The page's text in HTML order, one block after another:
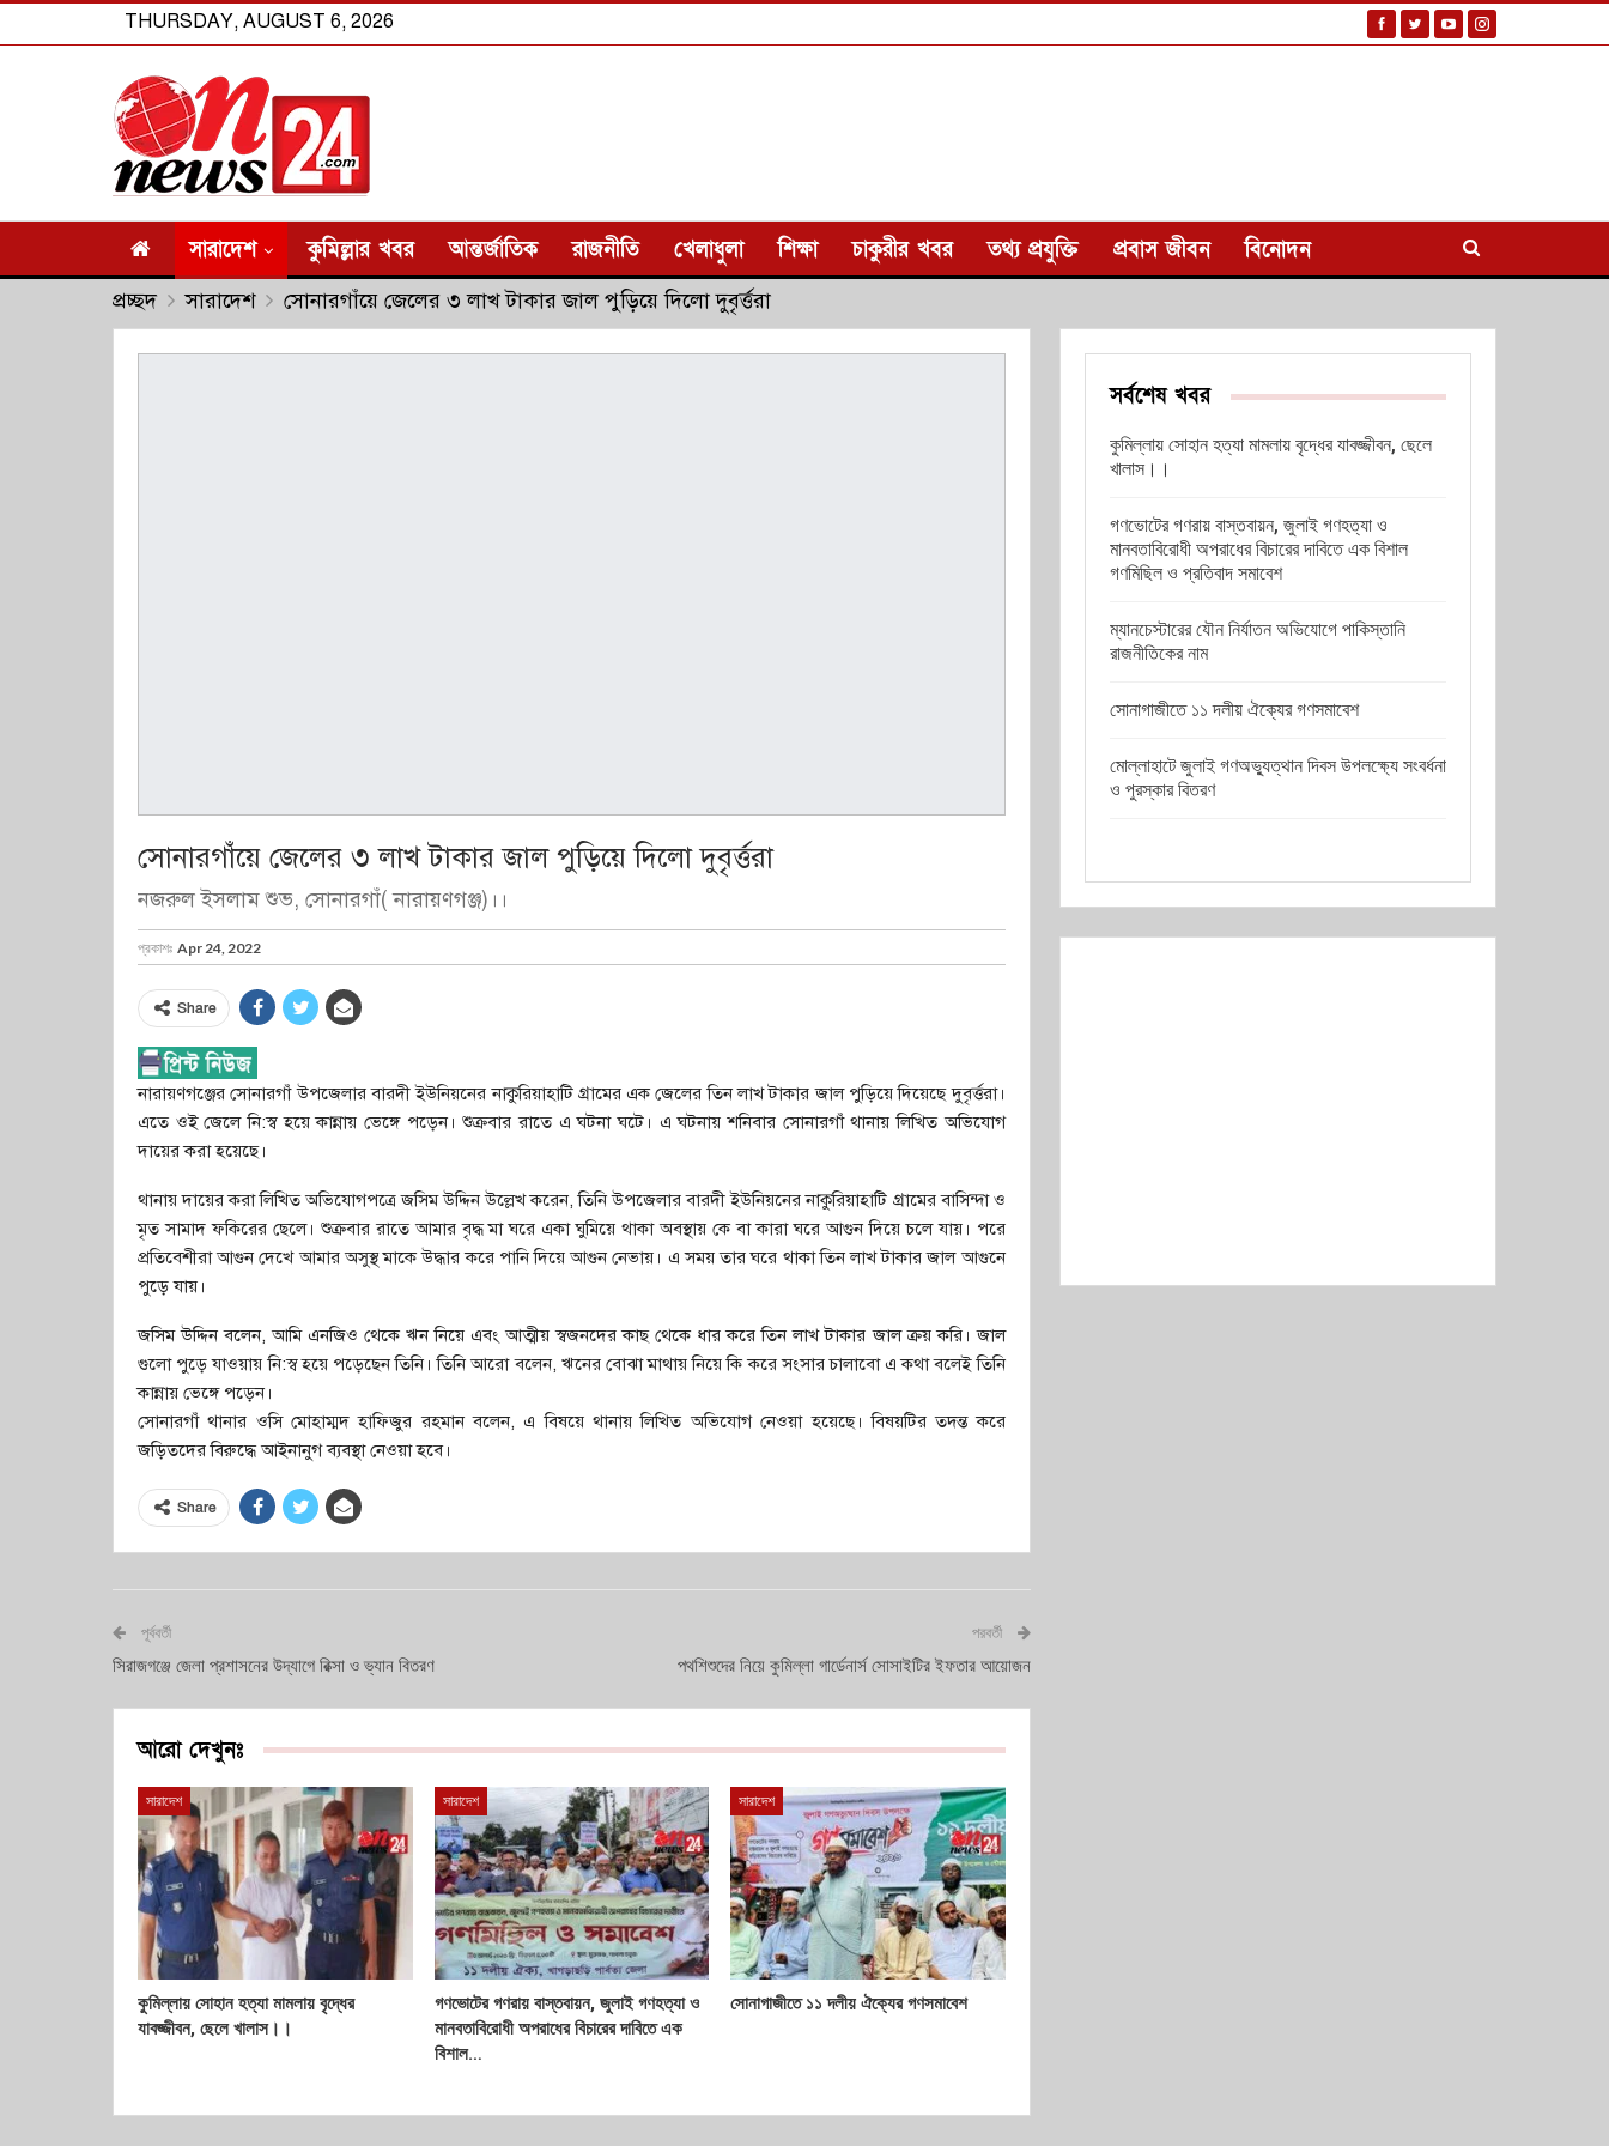
THURSDAY, AUGUST 6, 2026
সারাদেশ কুমিল্লার খবর আন্তর্জাতিক রাজনীতি খেলাধুলা শিক্ষা চাকুরীর খবর তথ্য প্রযুক্তি প্রবাস জীবন বিনোদন
প্রচ্ছদ সারাদেশ সোনারগাঁয়ে জেলের ৩ লাখ টাকার জাল পুড়িয়ে দিলো দুবৃর্ত্তরা
সোনারগাঁয়ে জেলের ৩ লাখ টাকার জাল পুড়িয়ে দিলো দুবৃর্ত্তরা
নজরুল ইসলাম শুভ, সোনারগাঁ( নারায়ণগঞ্জ)।।
প্রকাশঃ Apr 24, 2022
Share
নারায়ণগঞ্জের সোনারগাঁ উপজেলার বারদী ইউনিয়নের নাকুরিয়াহাটি গ্রামের এক জেলের তিন লাখ টাকার জাল পুড়িয়ে দিয়েছে দুবৃর্ত্তরা।
এতে ওই জেলে নি:স্ব হয়ে কান্নায় ভেঙ্গে পড়েন। শুক্রবার রাতে এ ঘটনা ঘটে। এ ঘটনায় শনিবার সোনারগাঁ থানায় লিখিত অভিযোগ
দায়ের করা হয়েছে।
থানায় দায়ের করা লিখিত অভিযোগপত্রে জসিম উদ্দিন উল্লেখ করেন, তিনি উপজেলার বারদী ইউনিয়নের নাকুরিয়াহাটি গ্রামের বাসিন্দা ও
মৃত সামাদ ফকিরের ছেলে। শুক্রবার রাতে আমার বৃদ্ধ মা ঘরে একা ঘুমিয়ে থাকা অবস্থায় কে বা কারা ঘরে আগুন দিয়ে চলে যায়। পরে
প্রতিবেশীরা আগুন দেখে আমার অসুস্থ মাকে উদ্ধার করে পানি দিয়ে আগুন নেভায়। এ সময় তার ঘরে থাকা তিন লাখ টাকার জাল আগুনে
পুড়ে যায়।
জসিম উদ্দিন বলেন, আমি এনজিও থেকে ঋন নিয়ে এবং আত্মীয় স্বজনদের কাছ থেকে ধার করে তিন লাখ টাকার জাল ক্রয় করি। জাল
গুলো পুড়ে যাওয়ায় নি:স্ব হয়ে পড়েছেন তিনি। তিনি আরো বলেন, ঋনের বোঝা মাথায় নিয়ে কি করে সংসার চালাবো এ কথা বলেই তিনি
কান্নায় ভেঙ্গে পড়েন।
সোনারগাঁ থানার ওসি মোহাম্মদ হাফিজুর রহমান বলেন, এ বিষয়ে থানায় লিখিত অভিযোগ নেওয়া হয়েছে। বিষয়টির তদন্ত করে
জড়িতদের বিরুদ্ধে আইনানুগ ব্যবস্থা নেওয়া হবে।
Share
পূর্ববর্তী
সিরাজগঞ্জে জেলা প্রশাসনের উদ্যাগে রিক্সা ও ভ্যান বিতরণ
পরবর্তী
পথশিশুদের নিয়ে কুমিল্লা গার্ডেনার্স সোসাইটির ইফতার আয়োজন
আরো দেখুনঃ
সারাদেশ
কুমিল্লায় সোহান হত্যা মামলায় বৃদ্ধের
যাবজ্জীবন, ছেলে খালাস।।
সারাদেশ
গণভোটের গণরায় বাস্তবায়ন, জুলাই গণহত্যা ও
মানবতাবিরোধী অপরাধের বিচারের দাবিতে এক
বিশাল…
সারাদেশ
সোনাগাজীতে ১১ দলীয় ঐক্যের গণসমাবেশ
সর্বশেষ খবর
কুমিল্লায় সোহান হত্যা মামলায় বৃদ্ধের যাবজ্জীবন, ছেলে
খালাস।।
গণভোটের গণরায় বাস্তবায়ন, জুলাই গণহত্যা ও
মানবতাবিরোধী অপরাধের বিচারের দাবিতে এক বিশাল
গণমিছিল ও প্রতিবাদ সমাবেশ
ম্যানচেস্টারের যৌন নির্যাতন অভিযোগে পাকিস্তানি
রাজনীতিকের নাম
সোনাগাজীতে ১১ দলীয় ঐক্যের গণসমাবেশ
মোল্লাহাটে জুলাই গণঅভ্যুত্থান দিবস উপলক্ষ্যে সংবর্ধনা
ও পুরস্কার বিতরণ